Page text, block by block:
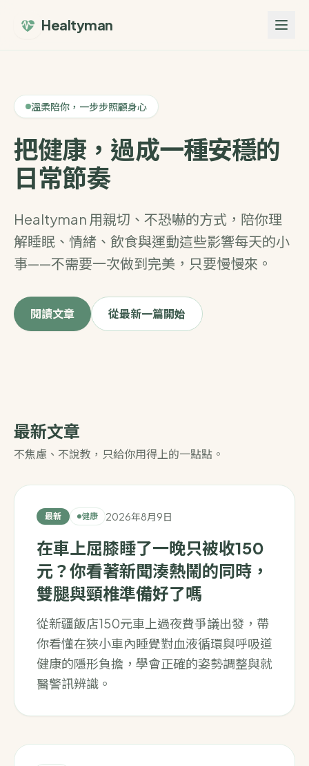
Healtyman
溫柔陪你，一步步照顧身心
把健康，過成一種安穩的
日常節奏
Healtyman 用親切、不恐嚇的方式，陪你理
解睡眠、情緒、飲食與運動這些影響每天的小
事——不需要一次做到完美，只要慢慢來。
閱讀文章 從最新一篇開始
最新文章
不焦慮、不說教，只給你用得上的一點點。
最新 健康 2026年8月9日
在車上屈膝睡了一晚只被收150
元？你看著新聞湊熱鬧的同時，
雙腿與頸椎準備好了嗎
從新疆飯店150元車上過夜費爭議出發，帶
你看懂在狹小車內睡覺對血液循環與呼吸道
健康的隱形負擔，學會正確的姿勢調整與就
醫警訊辨識。